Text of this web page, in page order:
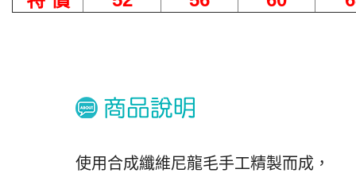
使用合成纖維尼龍毛手工精製而成，